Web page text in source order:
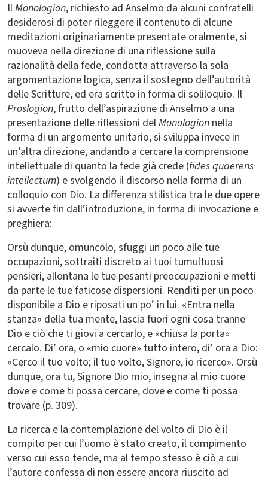
IlMonologion, richiesto ad Anselmo da alcuni confratelli
desiderosi di poter rileggere il contenuto di alcune
meditazioni originariamente presentate oralmente, si
muoveva nella direzione di una riflessione sulla
razionalità della fede, condotta attraverso la sola
argomentazione logica, senza il sostegno dell’autorità
delle Scritture, ed era scritto in forma di soliloquio. Il
Proslogion, frutto dell’aspirazione di Anselmo a una
presentazione delle riflessioni delMonologion nella
forma di un argomento unitario, si sviluppa invece in
un’altra direzione, andando a cercare la comprensione
intellettuale di quanto la fede già crede (fides quaerens
intellectum) e svolgendo il discorso nella forma di un
colloquio con Dio. La differenza stilistica tra le due opere
si avverte fin dall’introduzione, in forma di invocazione e
preghiera:
Orsù dunque, omuncolo, sfuggi un poco alle tue
occupazioni, sottraiti discreto ai tuoi tumultuosi
pensieri, allontana le tue pesanti preoccupazioni e metti
da parte le tue faticose dispersioni. Renditi per un poco
disponibile a Dio e riposati un po’ in lui. «Entra nella
stanza» della tua mente, lascia fuori ogni cosa tranne
Dio e ciò che ti giovi a cercarlo, e «chiusa la porta»
cercalo. Di’ ora, o «mio cuore» tutto intero, di’ ora a Dio:
«Cerco il tuo volto; il tuo volto, Signore, io ricerco». Orsù
dunque, ora tu, Signore Dio mio, insegna al mio cuore
dove e come ti possa cercare, dove e come ti possa
trovare (p. 309).
La ricerca e la contemplazione del volto di Dio è il
compito per cui l’uomo è stato creato, il compimento
verso cui esso tende, ma al tempo stesso è ciò a cui
l’autore confessa di non essere ancora riuscito ad